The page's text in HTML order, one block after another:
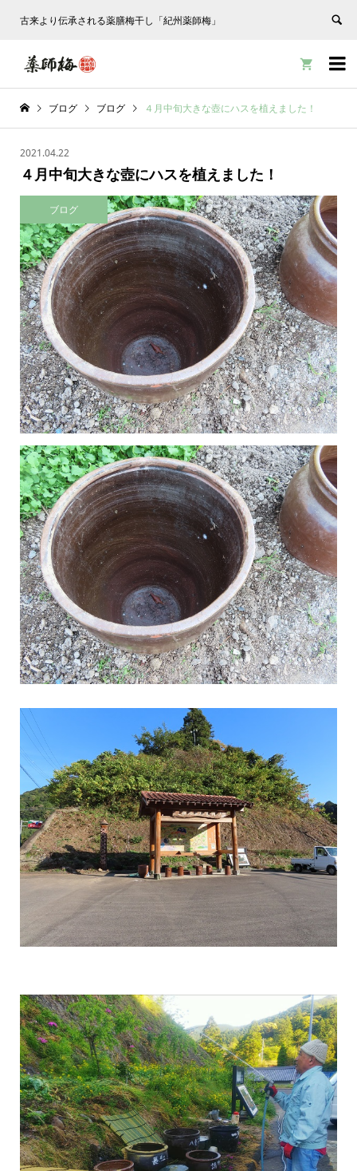
古来より伝承される薬膳梅干し「紀州薬師梅」


ブログ ブログ ４月中旬大きな壺にハスを植えました！
2021.04.22
４月中旬大きな壺にハスを植えました！
ブログ